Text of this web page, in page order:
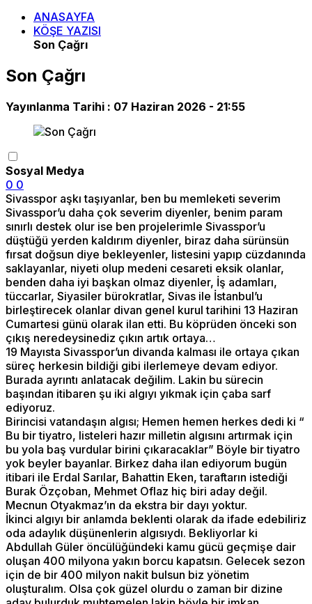
ANASAYFA
KÖŞE YAZISI
Son Çağrı
Son Çağrı
Yayınlanma Tarihi : 07 Haziran 2026 - 21:55
Sosyal Medya
0 0
Sivasspor aşkı taşıyanlar, ben bu memleketi severim
Sivasspor’u daha çok severim diyenler, benim param
sınırlı destek olur ise ben projelerimle Sivasspor’u
düştüğü yerden kaldırım diyenler, biraz daha sürünsün
fırsat doğsun diye bekleyenler, listesini yapıp cüzdanında
saklayanlar, niyeti olup medeni cesareti eksik olanlar,
benden daha iyi başkan olmaz diyenler, İş adamları,
tüccarlar, Siyasiler bürokratlar, Sivas ile İstanbul’u
birleştirecek olanlar divan genel kurul tarihini 13 Haziran
Cumartesi günü olarak ilan etti. Bu köprüden önceki son
çıkış neredeysinediz çıkın artık ortaya…
19 Mayısta Sivasspor’un divanda kalması ile ortaya çıkan
süreç herkesin bildiği gibi ilerlemeye devam ediyor.
Burada ayrıntı anlatacak değilim. Lakin bu sürecin
başından itibaren şu iki algıyı yıkmak için çaba sarf
ediyoruz.
Birincisi vatandaşın algısı; Hemen hemen herkes dedi ki “
Bu bir tiyatro, listeleri hazır milletin algısını artırmak için
bu yola baş vurdular birini çıkaracaklar” Böyle bir tiyatro
yok beyler bayanlar. Birkez daha ilan ediyorum bugün
itibari ile Erdal Sarılar, Bahattin Eken, taraftarın istediği
Burak Özçoban, Mehmet Oflaz hiç biri aday değil.
Mecnun Otyakmaz’ın da ekstra bir dayı yoktur.
İkinci algıyı bir anlamda beklenti olarak da ifade edebiliriz
oda adaylık düşünenlerin algısıydı. Bekliyorlar ki
Abdullah Güler öncülüğündeki kamu gücü geçmişe dair
oluşan 400 milyona yakın borcu kapatsın. Gelecek sezon
için de bir 400 milyon nakit bulsun biz yönetim
oluşturalım. Olsa çok güzel olurdu o zaman bir dizine